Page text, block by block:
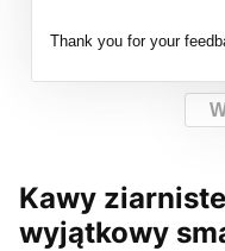
Thank you for your
Kawy
wyjątkowy